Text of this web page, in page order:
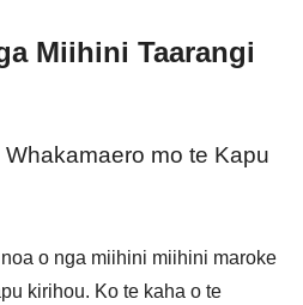
Miihini Taarangi
mo te Kapu
o nga miihini miihini maroke
kirihou. Ko te kaha o te